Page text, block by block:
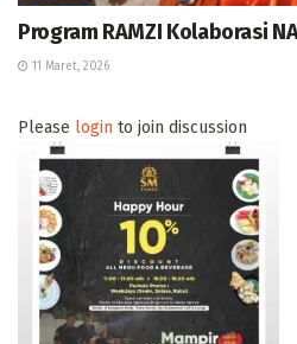
Program RAMZI Kolaborasi
11 Maret, 2026
Please login to join discussion